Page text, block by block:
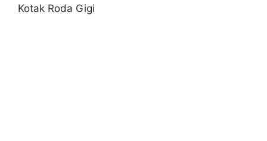
Kotak Roda Gigi